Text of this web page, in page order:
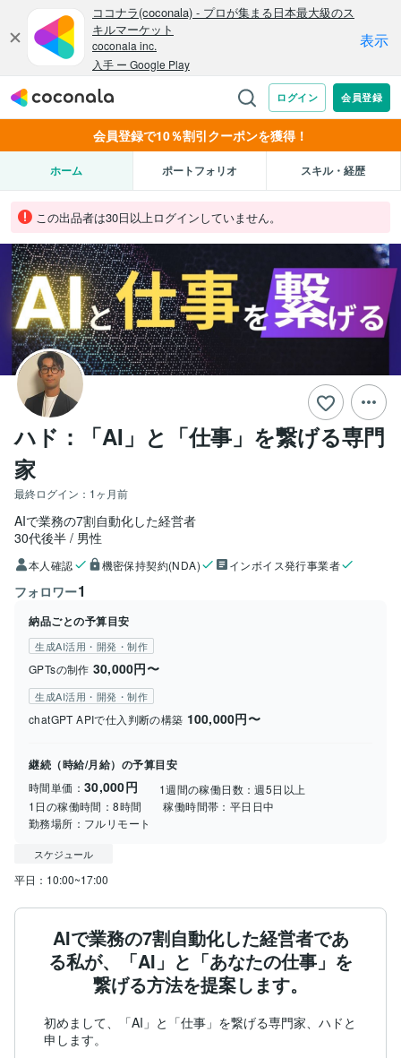
会員登録で10％割引クーポンを獲得！
ホーム ポートフォリオ スキル・経歴
この出品者は30日以上ログインしていません。
ハド：「AI」と「仕事」を繋げる専門
家
最終ログイン： 1ヶ月前
AIで業務の7割自動化した経営者
30代後半
男性
本人確認 機密保持契約(NDA) インボイス発行事業者
フォロワー1
納品ごとの予算目安
生成AI活用・開発・制作
GPTsの制作 30,000円〜
生成AI活用・開発・制作
chatGPT APIで仕入判断の構築 100,000円〜
継続（時給/月給）の予算目安
時間単価： 30,000円 1週間の稼働日数：週5日以上
1日の稼働時間：8時間 稼働時間帯： 平日日中
勤務場所： フルリモート
スケジュール
平日：10:00~17:00
AIで業務の7割自動化した経営者であ
る私が、「AI」と「あなたの仕事」を
繋げる方法を提案します。
初めまして、「AI」と「仕事」を繋げる専門家、ハドと
申します。